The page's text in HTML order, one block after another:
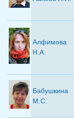
Алфимова
Н.А.
Бабушкина
М.С.